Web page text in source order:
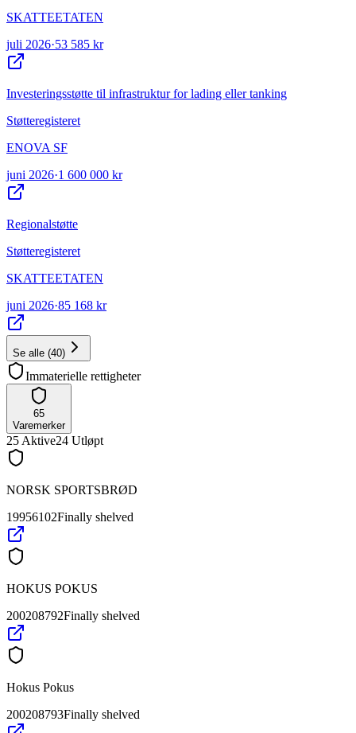
SKATTEETATEN
juli 2026·53 585 kr
Investeringsstøtte til infrastruktur for lading eller tanking
Støtteregisteret
ENOVA SF
juni 2026·1 600 000 kr
Regionalstøtte
Støtteregisteret
SKATTEETATEN
juni 2026·85 168 kr
Se alle (40)
Immaterielle rettigheter
65
Varemerker
25 Aktive24 Utløpt
NORSK SPORTSBRØD
19956102Finally shelved
HOKUS POKUS
200208792Finally shelved
Hokus Pokus
200208793Finally shelved